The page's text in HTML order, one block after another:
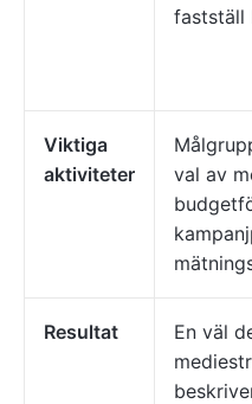
fastställ
Viktiga
aktiviteter
val av
Resultat
En väl